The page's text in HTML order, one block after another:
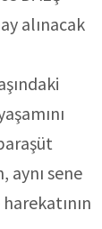
alınacak
aynı sene